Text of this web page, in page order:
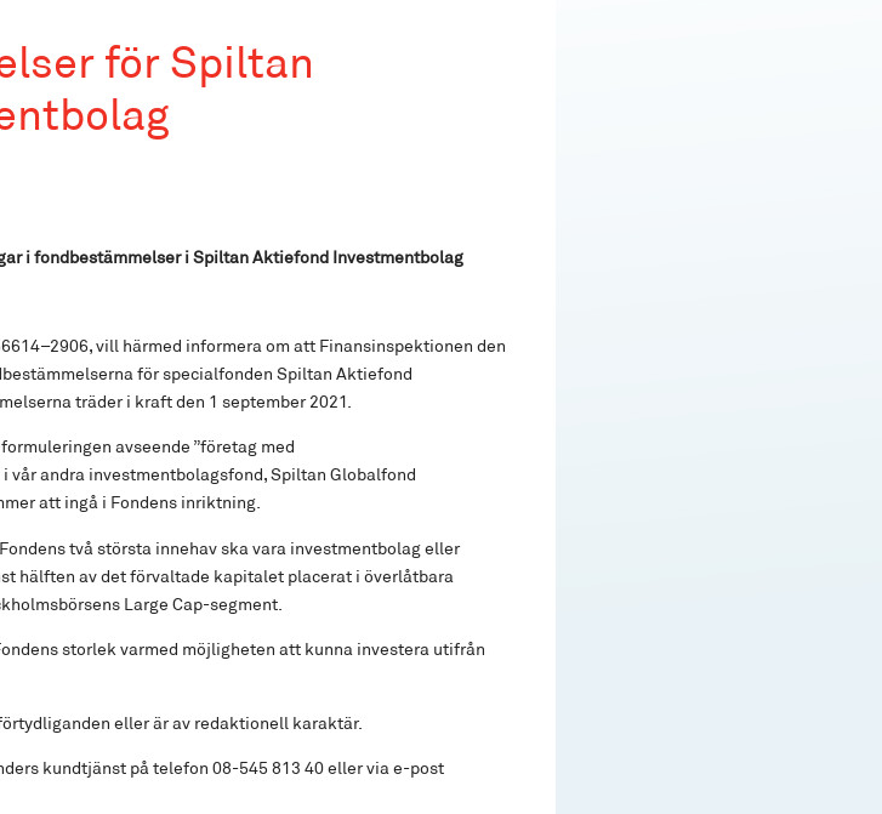
för Spiltan
i fondbestämmelser i Spiltan Aktiefond Investmentbolag
vill härmed informera om att Finansinspektionen den
för specialfonden Spiltan Aktiefond
träder i kraft den 1 september 2021.
avseende ”företag med
andra investmentbolagsfond, Spiltan Globalfond
att ingå i Fondens inriktning.
två största innehav ska vara investmentbolag eller
hälften av det förvaltade kapitalet placerat i överlåtbara
Large Cap-segment.
storlek varmed möjligheten att kunna investera utifrån
eller är av redaktionell karaktär.
kundtjänst på telefon 08-545 813 40 eller via e-post